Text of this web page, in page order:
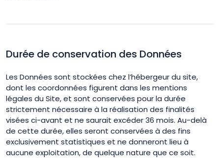
Durée de conservation des Données
Les Données sont stockées chez l’hébergeur du site,
dont les coordonnées figurent dans les mentions
légales du Site, et sont conservées pour la durée
strictement nécessaire à la réalisation des finalités
visées ci-avant et ne saurait excéder 36 mois. Au-delà
de cette durée, elles seront conservées à des fins
exclusivement statistiques et ne donneront lieu à
aucune exploitation, de quelque nature que ce soit.